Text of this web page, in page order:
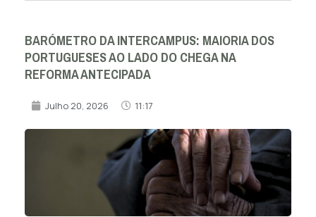
BARÓMETRO DA INTERCAMPUS: MAIORIA DOS
PORTUGUESES AO LADO DO CHEGA NA
REFORMA ANTECIPADA
Julho 20, 2026 11:17